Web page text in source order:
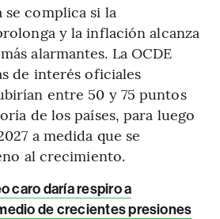
se complica si la
y la inflación alcanza
alarmantes. La OCDE
de interés oficiales
entre 50 y 75 puntos
de los países, para luego
a medida que se
al crecimiento.
caro daría respiro a
de crecientes presiones